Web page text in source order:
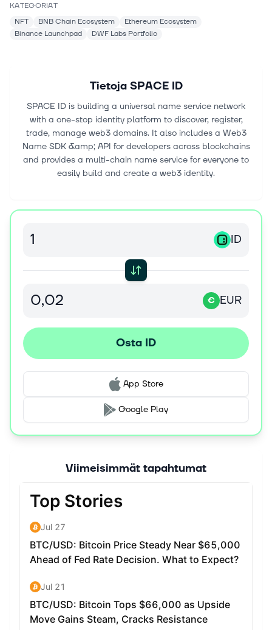
KATEGORIAT
NFT
BNB Chain Ecosystem
Ethereum Ecosystem
Binance Launchpad
DWF Labs Portfolio
Tietoja SPACE ID
SPACE ID is building a universal name service network
with a one-stop identity platform to discover, register,
trade, manage web3 domains. It also includes a Web3
Name SDK &amp; API for developers across blockchains
and provides a multi-chain name service for everyone to
easily build and create a web3 identity.
ID
€ EUR
Osta ID
App Store
Google Play
Viimeisimmät tapahtumat